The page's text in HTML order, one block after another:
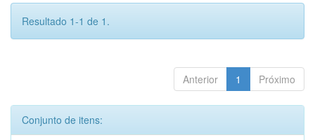
Resultado 1-1 de 1.
Anterior 1 Próximo
Conjunto de itens: